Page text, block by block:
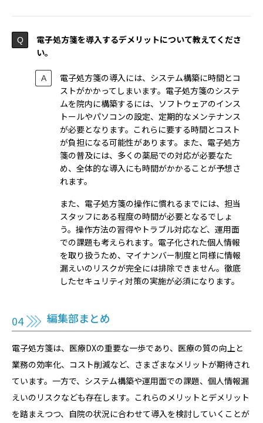
電子処方箋を導入するデメリットについて教えてくださ
い。
電子処方箋の導入には、システム構築に時間とコ
ストがかかってしまいます。電子処方箋のシステ
ムを院内に構築するには、ソフトウェアのインス
トールやパソコンの設定、定期的なメンテナンス
が必要となります。これらに要する時間とコスト
が負担になる可能性があります。また、電子処方
箋の普及には、多くの薬局での対応が必要なた
め、全体的な導入にも時間がかかることが予想さ
れます。
また、電子処方箋の操作に慣れるまでには、担当
スタッフにある程度の時間が必要となるでしょ
う。操作方法の習得やトラブル対応など、運用面
での課題も考えられます。電子化された個人情報
を取り扱うため、マイナンバー制度と同様に情報
漏えいのリスクが完全には排除できません。徹底
したセキュリティ対策の実施が必須になります。
編集部まとめ
電子処方箋は、医療DXの重要な一歩であり、医療の質の向上と
業務の効率化、コスト削減など、さまざまなメリットが期待され
ています。一方で、システム構築や運用面での課題、個人情報漏
えいのリスクなども存在します。これらのメリットとデメリット
を踏まえつつ、自院の状況に合わせて導入を検討していくことが